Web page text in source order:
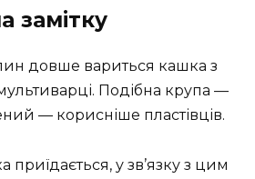
замітку
довше вариться кашка з
Подібна крупа —
— корисніше пластівців.
приїдається, у зв’язку з цим